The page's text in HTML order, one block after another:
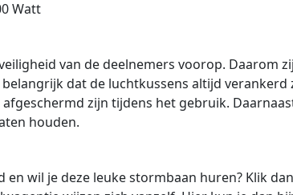
Watt
van de deelnemers voorop. Daarom
belangrijk dat de luchtkussens altijd
zijn tijdens het gebruik.
houden.
en wil je deze leuke stormbaan huren? Klik